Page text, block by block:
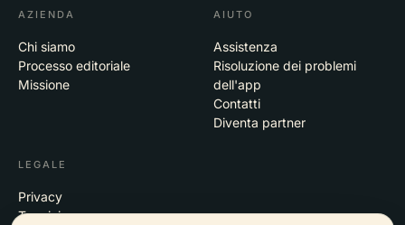
AZIENDA
Chi siamo
Processo editoriale
Missione
AIUTO
Assistenza
Risoluzione dei problemi
dell'app
Contatti
Diventa partner
LEGALE
Privacy
Termini